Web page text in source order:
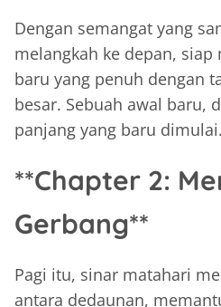
Dengan semangat yang
melangkah ke depan,
baru yang penuh dengan
besar. Sebuah awal baru,
panjang yang baru dimulai.
**Chapter 2:
Gerbang**
Pagi itu, sinar matahari
antara dedaunan,